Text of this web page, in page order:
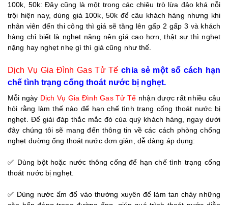
100k, 50k: Đây cũng là một trong các chiêu trò lừa đảo khá nỗi
trội hiện nay, dùng giá 100k, 50k để câu khách hàng nhưng khi
nhân viên đến thi công thì giá sẽ tăng lên gấp 2 gấp 3 và khách
hàng chỉ biết là nghẹt nặng nên giá cao hơn, thật sự thì nghẹt
nặng hay nghẹt nhẹ gì thì giá cũng như thế.
Dịch Vụ Gia Đình Gas Tử Tế chia sẻ một số cách hạn
chế tình trạng cống thoát nước bị nghẹt.
Mỗi ngày Dịch Vụ Gia Đình Gas Tử Tế nhận được rất nhiều câu
hỏi rằng làm thế nào để hạn chế tình trạng cống thoát nước bị
nghẹt. Để giải đáp thắc mắc đó của quý khách hàng, ngay dưới
đây chúng tôi sẽ mang đến thông tin về các cách phòng chống
nghẹt đường ống thoát nước đơn giản, dễ dàng áp dụng:
✅ Dùng bột hoặc nước thông cống để hạn chế tình trạng cống
thoát nước bị nghẹt.
✅ Dùng nước ấm đổ vào thường xuyên để làm tan chảy những